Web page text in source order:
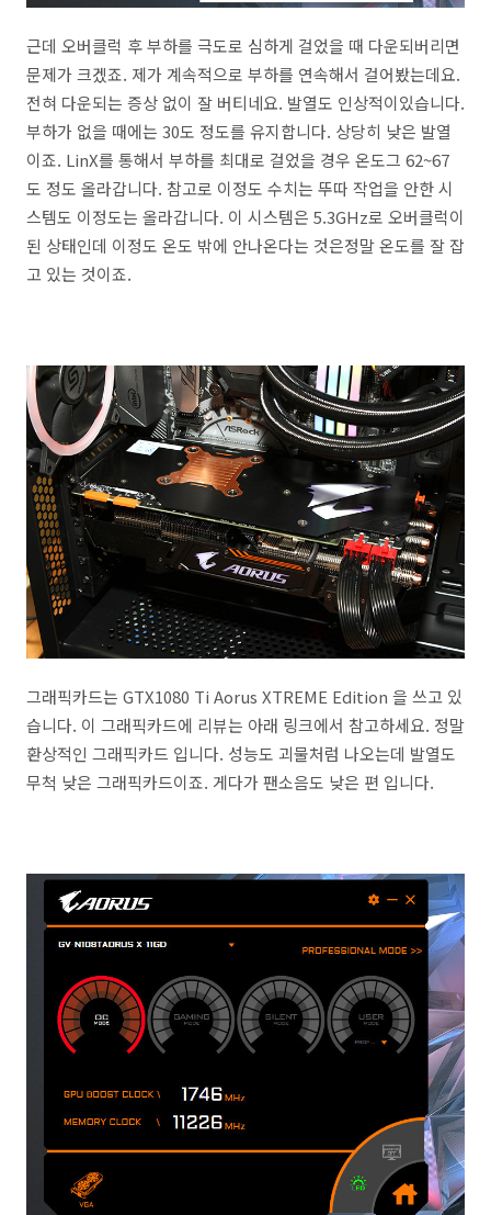
근데 오버클럭 후 부하를 극도로 심하게 걸었을 때 다운되버리면
문제가 크겠죠. 제가 계속적으로 부하를 연속해서 걸어봤는데요.
전혀 다운되는 증상 없이 잘 버티네요. 발열도 인상적이있습니다.
부하가 없을 때에는 30도 정도를 유지합니다. 상당히 낮은 발열
이죠. LinX를 통해서 부하를 최대로 걸었을 경우 온도그 62~67
도 정도 올라갑니다. 참고로 이정도 수치는 뚜따 작업을 안한 시
스템도 이정도는 올라갑니다. 이 시스템은 5.3GHz로 오버클럭이
된 상태인데 이정도 온도 밖에 안나온다는 것은정말 온도를 잘 잡
고 있는 것이죠.
그래픽카드는 GTX1080 Ti Aorus XTREME Edition 을 쓰고 있
습니다. 이 그래픽카드에 리뷰는 아래 링크에서 참고하세요. 정말
환상적인 그래픽카드 입니다. 성능도 괴물처럼 나오는데 발열도
무척 낮은 그래픽카드이죠. 게다가 팬소음도 낮은 편 입니다.